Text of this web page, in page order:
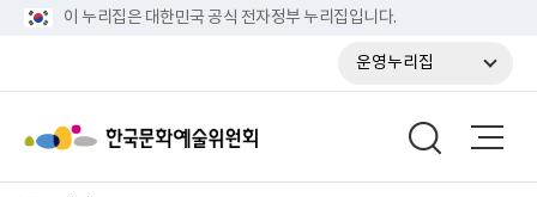
이 누리집은 대한민국 공식 전자정부 누리집입니다.
운영누리집